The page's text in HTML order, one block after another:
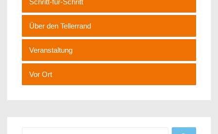
Über den Tellerrand
Veranstaltung
Vor Ort